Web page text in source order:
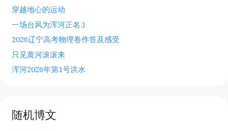
穿越地心的运动
一场台风为浑河正名:)
2026辽宁高考物理卷作答及感受
只见黄河滚滚来
浑河2026年第1号洪水
随机博文